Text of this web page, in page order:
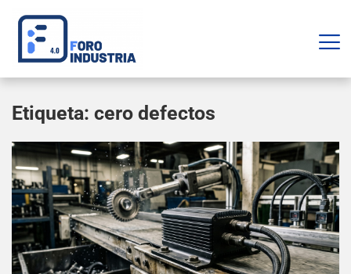
Etiqueta: cero defectos